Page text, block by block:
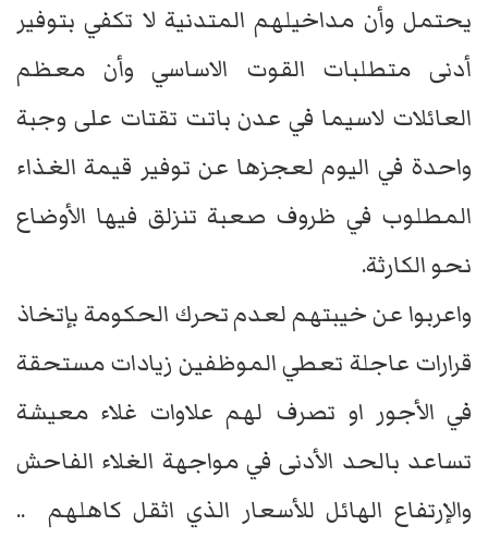
يحتمل وأن مداخيلهم المتدنية لا تكفي بتوفير
أدنى متطلبات القوت الاساسي وأن معظم
العائلات لاسيما في عدن باتت تقتات على وجبة
واحدة في اليوم لعجزها عن توفير قيمة الغذاء
المطلوب في ظروف صعبة تنزلق فيها الأوضاع
نحو الكارثة.
واعربوا عن خيبتهم لعدم تحرك الحكومة بإتخاذ
قرارات عاجلة تعطي الموظفين زيادات مستحقة
في الأجور او تصرف لهم علاوات غلاء معيشة
تساعد بالحد الأدنى في مواجهة الغلاء الفاحش
والإرتفاع الهائل للأسعار الذي اثقل كاهلهم ..